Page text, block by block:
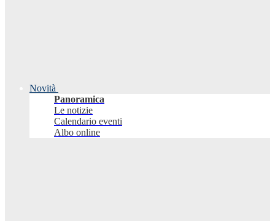
Novità
Panoramica
Le notizie
Calendario eventi
Albo online